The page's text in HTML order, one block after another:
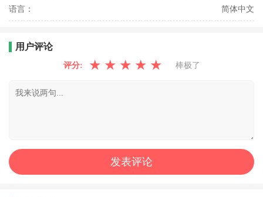
语言： 简体中文
用户评论
评分: ★ ★ ★ ★ ★ 棒极了